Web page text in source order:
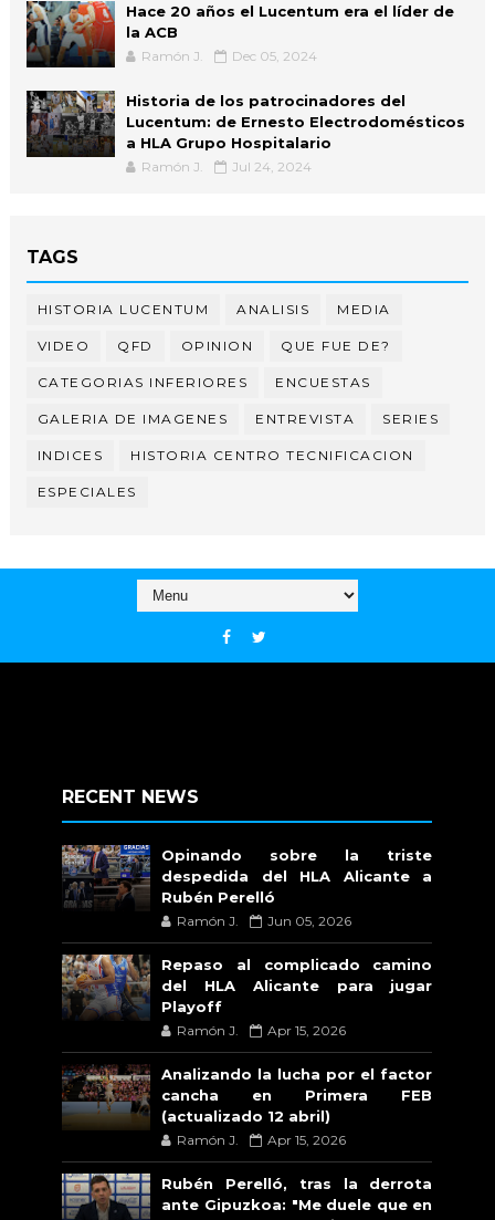
Hace 20 años el Lucentum era el líder de
la ACB
Ramón J. Dec 05, 2024
Historia de los patrocinadores del
Lucentum: de Ernesto Electrodomésticos
a HLA Grupo Hospitalario
Ramón J. Jul 24, 2024
TAGS
HISTORIA LUCENTUM ANALISIS MEDIA
VIDEO QFD OPINION QUE FUE DE?
CATEGORIAS INFERIORES ENCUESTAS
GALERIA DE IMAGENES ENTREVISTA SERIES
INDICES HISTORIA CENTRO TECNIFICACION
ESPECIALES
RECENT NEWS
Opinando sobre la triste
despedida del HLA Alicante a
Rubén Perelló
Ramón J. Jun 05, 2026
Repaso al complicado camino
del HLA Alicante para jugar
Playoff
Ramón J. Apr 15, 2026
Analizando la lucha por el factor
cancha en Primera FEB
(actualizado 12 abril)
Ramón J. Apr 15, 2026
Rubén Perelló, tras la derrota
ante Gipuzkoa: "Me duele que en